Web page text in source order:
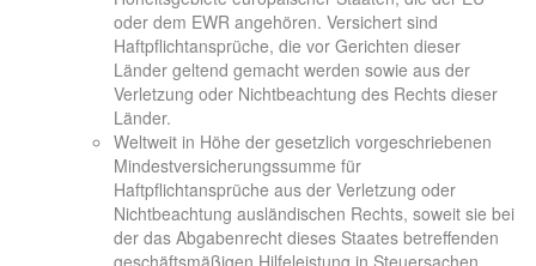
oder dem EWR angehören. Versichert sind
Haftpflichtansprüche, die vor Gerichten dieser
Länder geltend gemacht werden sowie aus der
Verletzung oder Nichtbeachtung des Rechts dieser
Länder.
Weltweit in Höhe der gesetzlich vorgeschriebenen
Mindestversicherungssumme für
Haftpflichtansprüche aus der Verletzung oder
Nichtbeachtung ausländischen Rechts, soweit sie bei
der das Abgabenrecht dieses Staates betreffenden